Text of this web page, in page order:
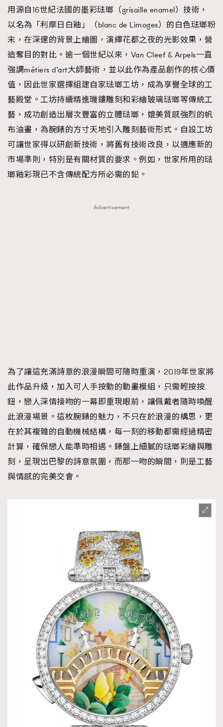
用源自16世紀法國的墨彩琺瑯（grisaille enamel）技術，
以名為「利摩日白釉」（blanc de Limoges）的白色琺瑯粉
末，在深邃的背景上繪圖，演繹花都之夜的光影效果，營
造奪目的對比。逾一個世紀以來，Van Cleef & Arpels一直
強調métiers d’art大師藝術，並以此作為產品創作的核心價
值，因此世家選擇組建自家琺瑯工坊，成為享譽全球的工
藝殿堂。工坊持續精進璣鏤雕刻和彩繪玻璃琺瑯等傳統工
藝，成功創造出層次豐富的立體琺瑯，媲美質感強烈的帆
布油畫，為腕錶的方寸天地引入雕刻藝術形式。自設工坊
可讓世家得以研創新技術，將舊有技術改良，以適應新的
市場準則，特別是有關材質的要求。例如，世家所用的琺
瑯釉彩現已不含傳統配方所必需的鉛。
Advertisement
為了讓這充滿詩意的浪漫瞬間可隨時重演，2019年世家將
此作品升級，加入可人手按動的動畫模組，只需輕按按
鈕，戀人深情接吻的一幕即重現眼前，讓佩戴者隨時喚醒
此浪漫場景。這枚腕錶的魅力，不只在於浪漫的構思，更
在於其複雜的自動機械結構，每一刻的移動都需經過精密
計算，確保戀人能準時相遇。錶盤上細膩的琺瑯彩繪與雕
刻，呈現出巴黎的詩意氛圍，而那一吻的瞬間，則是工藝
與情感的完美交會。